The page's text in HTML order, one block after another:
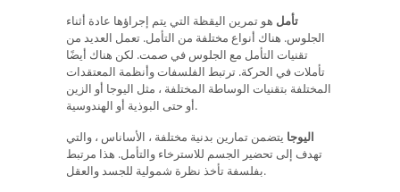
تأمل هو تمرين اليقظة التي يتم إجراؤها عادة أثناء
الجلوس. هناك أنواع مختلفة من التأمل. تعمل العديد من
تقنيات التأمل مع الجلوس في صمت. لكن هناك أيضًا
تأملات في الحركة. ترتبط الفلسفات وأنظمة المعتقدات
المختلفة بتقنيات الوساطة المختلفة ، مثل اليوجا أو الزين
أو حتى البوذية أو الهندوسية.
اليوجا يتضمن تمارين بدنية مختلفة ، الأساناس ، والتي
تهدف إلى تحضير الجسم للاسترخاء والتأمل. هذا مرتبط
بفلسفة تأخذ نظرة شمولية للجسد والعقل.